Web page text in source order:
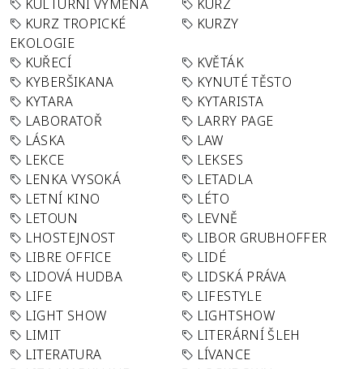
KULTURNÍ VÝMĚNA
KURZ
KURZ TROPICKÉ
EKOLOGIE
KURZY
KUŘECÍ
KVĚTÁK
KYBERŠIKANA
KYNUTÉ TĚSTO
KYTARA
KYTARISTA
LABORATOŘ
LARRY PAGE
LÁSKA
LAW
LEKCE
LEKSES
LENKA VYSOKÁ
LETADLA
LETNÍ KINO
LÉTO
LETOUN
LEVNĚ
LHOSTEJNOST
LIBOR GRUBHOFFER
LIBRE OFFICE
LIDÉ
LIDOVÁ HUDBA
LIDSKÁ PRÁVA
LIFE
LIFESTYLE
LIGHT SHOW
LIGHTSHOW
LIMIT
LITERÁRNÍ ŠLEH
LITERATURA
LÍVANCE